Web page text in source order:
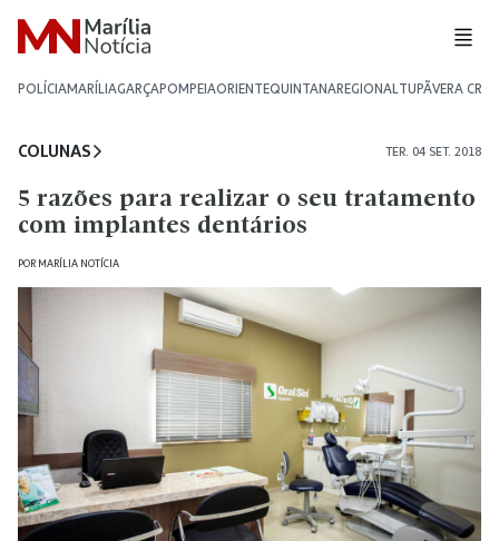
POLÍCIAMARÍLIAGARÇAPOMPEIAORIENTEQUINTANAREGIONALTUPÃVERA CRUZ
COLUNAS TER. 04 SET. 2018
5 razões para realizar o seu tratamento
com implantes dentários
POR MARÍLIA NOTÍCIA